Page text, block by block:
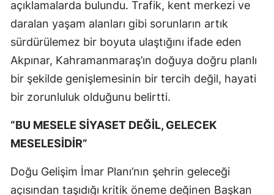
açıklamalarda bulundu. Trafik, kent merkezi ve
daralan yaşam alanları gibi sorunların artık
sürdürülemez bir boyuta ulaştığını ifade eden
Akpınar, Kahramanmaraş’ın doğuya doğru planlı
bir şekilde genişlemesinin bir tercih değil, hayati
bir zorunluluk olduğunu belirtti.
“BU MESELE SİYASET DEĞİL, GELECEK
MESELESİDİR”
Doğu Gelişim İmar Planı’nın şehrin geleceği
açısından taşıdığı kritik öneme değinen Başkan